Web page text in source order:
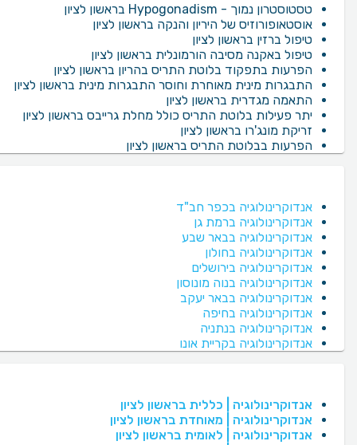
טסטוסטרון נמוך - Hypogonadism בראשון לציון
אוסטאופורוזיס של היריון והנקה בראשון לציון
טיפול ברזין בראשון לציון
טיפול באקנה מסיבה הורמונלית בראשון לציון
הפרעות בתפקוד בלוטת התריס בהריון בראשון לציון
התבגרות מינית מאוחרת וחוסר התבגרות מינית בראשון לציון
התאמה מגדרית בראשון לציון
יתר פעילות בלוטת התריס כולל מחלת גרייבס בראשון לציון
זריקת מונג'רו בראשון לציון
הפרעות בבלוטת התריס בראשון לציון
אנדוקרינולוגיה בכפר חב"ד
אנדוקרינולוגיה ברמת גן
אנדוקרינולוגיה בבאר שבע
אנדוקרינולוגיה בחולון
אנדוקרינולוגיה בירושלים
אנדוקרינולוגיה בנוה מונוסון
אנדוקרינולוגיה בבאר יעקב
אנדוקרינולוגיה בחיפה
אנדוקרינולוגיה בנתניה
אנדוקרינולוגיה בקריית אונו
אנדוקרינולוגיה | כללית בראשון לציון
אנדוקרינולוגיה | מאוחדת בראשון לציון
אנדוקרינולוגיה | לאומית בראשון לציון